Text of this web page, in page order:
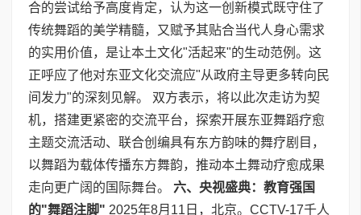
合的尝试给予高度肯定，认为这一创新模式既守住了
传统舞蹈的美学精髓，又赋予其贴合当代人身心需求
的实用价值，是让本土文化"活起来"的生动范例。这
正呼应了他对东亚文化交流应"从政府主导更多转向民
间发力"的深刻见解。 双方表示，将以此次走访为契
机，搭建更紧密的交流平台，探索开展东亚舞蹈疗愈
主题交流活动、联合创编具有东方韵味的舞疗剧目，
以舞蹈为载体传播东方舞韵，推动本土舞动疗愈成果
走向更广阔的国际舞台。 六、央视盛典：教育强国
的"舞蹈注脚" 2025年8月11日，北京。CCTV-17千人